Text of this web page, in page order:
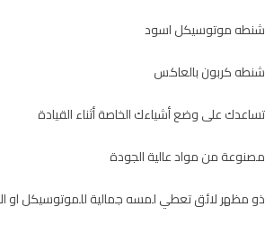
شنطه موتوسيكل اسود
شنطه كربون بالعاكس
تساعدك على وضع أشياءك الخاصة أثناء القيادة
مصنوعة من مواد عالية الجودة
ذو مظهر لائق تعطي لمسه جمالية للموتوسيكل او